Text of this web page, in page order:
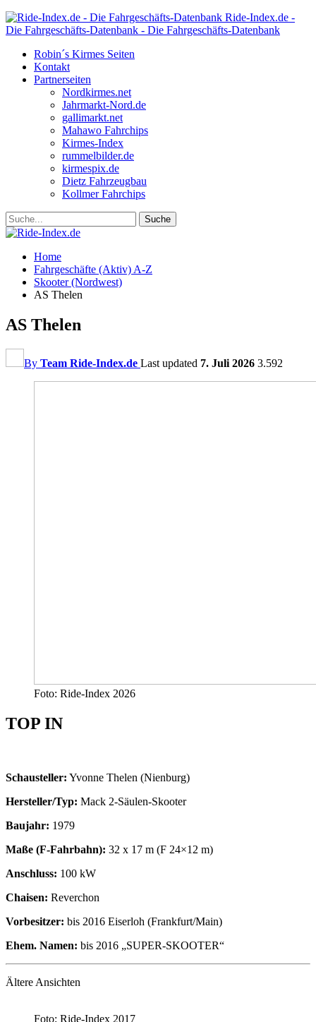
Ride-Index.de -
Die Fahrgeschäfts-Datenbank - Die Fahrgeschäfts-Datenbank
Robin´s Kirmes Seiten
Kontakt
Partnerseiten
Nordkirmes.net
Jahrmarkt-Nord.de
gallimarkt.net
Mahawo Fahrchips
Kirmes-Index
rummelbilder.de
kirmespix.de
Dietz Fahrzeugbau
Kollmer Fahrchips
Home
Fahrgeschäfte (Aktiv) A-Z
Skooter (Nordwest)
AS Thelen
AS Thelen
By Team Ride-Index.de Last updated 7. Juli 2026 3.592
Foto: Ride-Index 2026
TOP IN
Schausteller: Yvonne Thelen (Nienburg)
Hersteller/Typ: Mack 2-Säulen-Skooter
Baujahr: 1979
Maße (F-Fahrbahn): 32 x 17 m (F 24×12 m)
Anschluss: 100 kW
Chaisen: Reverchon
Vorbesitzer: bis 2016 Eiserloh (Frankfurt/Main)
Ehem. Namen: bis 2016 „SUPER-SKOOTER“
Ältere Ansichten
Foto: Ride-Index 2017